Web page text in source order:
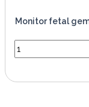
Monitor fetal